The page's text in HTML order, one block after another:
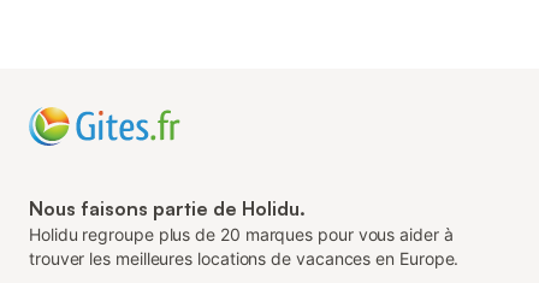
Nous faisons partie de Holidu.
Holidu regroupe plus de 20 marques pour vous aider à
trouver les meilleures locations de vacances en Europe.